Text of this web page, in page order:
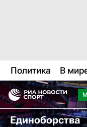
Политика В
Единоборства